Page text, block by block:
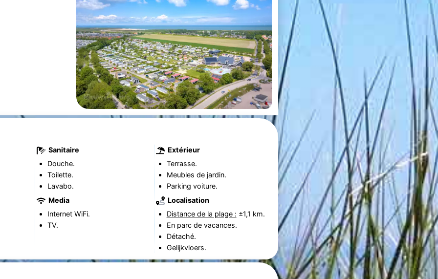
Sanitaire
Douche.
Toilette.
Lavabo.
Media
Internet WiFi.
TV.
Extérieur
Terrasse.
Meubles de jardin.
Parking voiture.
Localisation
Distance de la plage : ±1,1 km.
En parc de vacances.
Détaché.
Gelijkvloers.